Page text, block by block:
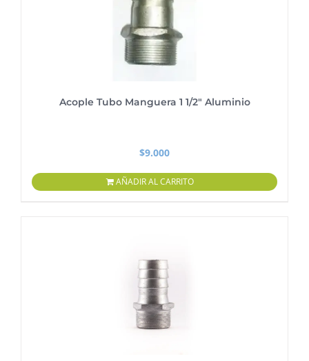
Acople Tubo Manguera 1 1/2″ Aluminio
$9.000
AÑADIR AL CARRITO